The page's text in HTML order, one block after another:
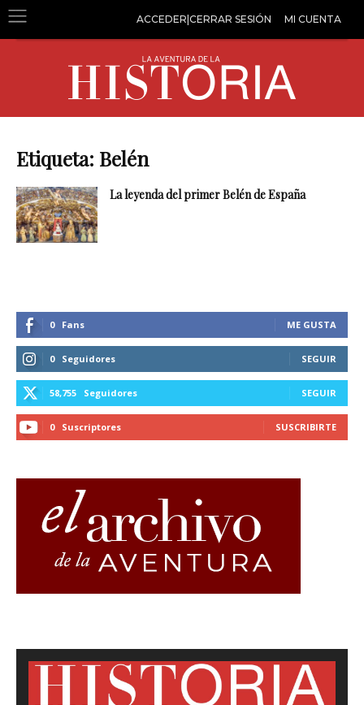
ACCEDER|CERRAR SESIÓN MI CUENTA
Etiqueta: Belén
La leyenda del primer Belén de España
0 Fans ME GUSTA
0 Seguidores SEGUIR
58,755 Seguidores SEGUIR
0 Suscriptores SUSCRIBIRTE